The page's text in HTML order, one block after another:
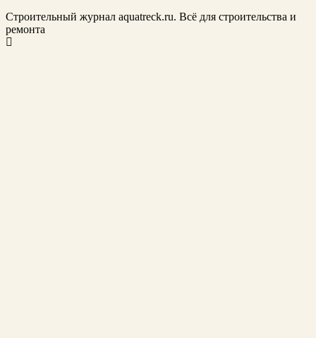
Строительный журнал aquatreck.ru. Всё для строительства и
ремонта